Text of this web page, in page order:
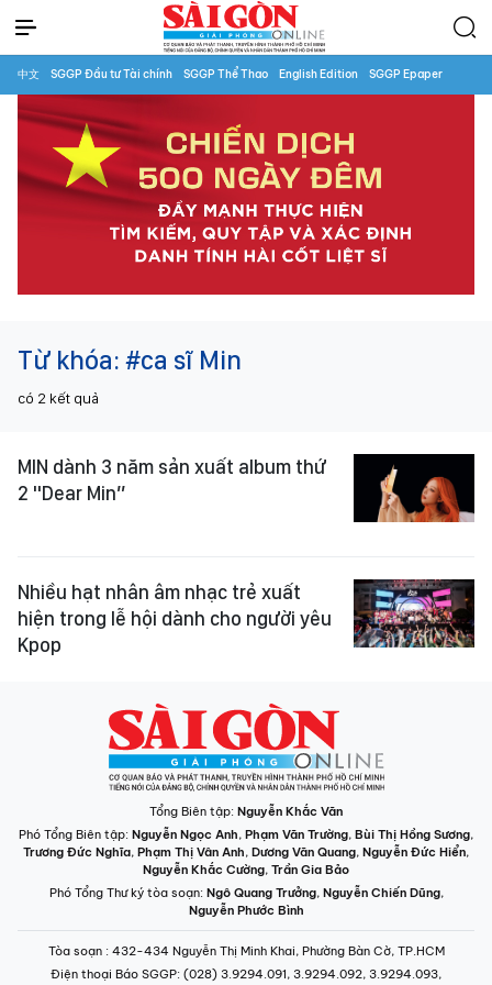
中文 SGGP Đầu tư Tài chính SGGP Thể Thao English Edition SGGP Epaper
Từ khóa: #ca sĩ Min
có 2 kết quả
MIN dành 3 năm sản xuất album thứ
2 "Dear Min”
Nhiều hạt nhân âm nhạc trẻ xuất
hiện trong lễ hội dành cho người yêu
Kpop
Tổng Biên tập: Nguyễn Khắc Văn
Phó Tổng Biên tập: Nguyễn Ngọc Anh, Phạm Văn Trường, Bùi Thị Hồng Sương,
Trương Đức Nghĩa, Phạm Thị Vân Anh, Dương Văn Quang, Nguyễn Đức Hiển,
Nguyễn Khắc Cường, Trần Gia Bảo
Phó Tổng Thư ký tòa soạn: Ngô Quang Trưởng, Nguyễn Chiến Dũng,
Nguyễn Phước Bình
Tòa soạn : 432-434 Nguyễn Thị Minh Khai, Phường Bàn Cờ, TP.HCM
Điện thoại Báo SGGP: (028) 3.9294.091, 3.9294.092, 3.9294.093,